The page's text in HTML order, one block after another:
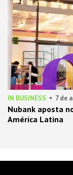
IN BUSINESS 7 de
Nubank aposta
América Latina